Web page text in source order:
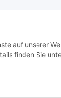
auf unserer
finden Sie